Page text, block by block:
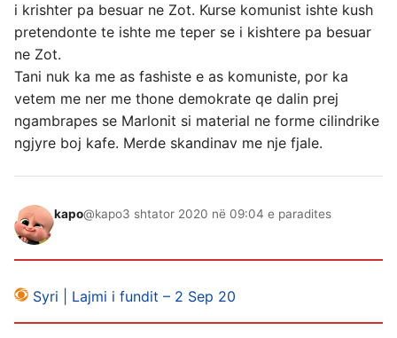
i krishter pa besuar ne Zot. Kurse komunist ishte kush
pretendonte te ishte me teper se i kishtere pa besuar
ne Zot.
Tani nuk ka me as fashiste e as komuniste, por ka
vetem me ner me thone demokrate qe dalin prej
ngambrapes se Marlonit si material ne forme cilindrike
ngjyre boj kafe. Merde skandinav me nje fjale.
kapo@kapo3 shtator 2020 në 09:04 e paradites
Syri | Lajmi i fundit – 2 Sep 20